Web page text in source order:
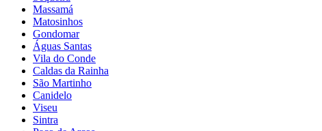
Massamá
Matosinhos
Gondomar
Águas Santas
Vila do Conde
Caldas da Rainha
São Martinho
Canidelo
Viseu
Sintra